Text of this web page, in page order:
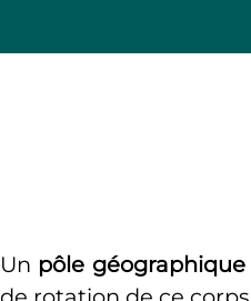
Un pôle géographique